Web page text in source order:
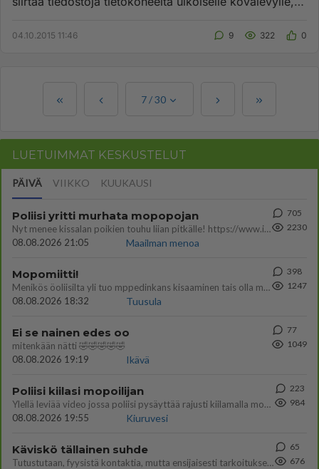
04.10.2015 11:46 9 322 0
7 /30
LUETUIMMAT KESKUSTELUT
PÄIVÄ VIIKKO KUUKAUSI
Poliisi yritti murhata mopopojan
Nyt menee kissalan poikien touhu liian pitkälle! https://www.is.fi/kotimaa/art-2000012193221.html Karu video mopomiiti
08.08.2026 21:05
Maailman menoa
705
2230
Mopomiitti!
Menikös öoliisilta yli tuo mppedinkans kisaaminen tais olla melkoinen riski vahigoittaa tarpeettomasti jopa kuolla tuoss
08.08.2026 18:32
Tuusula
398
1247
Ei se nainen edes oo
mitenkään nätti 🤣🤣🤣🤣🤣
08.08.2026 19:19
Ikävä
77
1049
Poliisi kiilasi mopoilijan
Ylellä leviää video jossa poliisi pysäyttää rajusti kiilamalla mopo pojan. Toivottavasti poliisi ottaa tuosta mallia myö
08.08.2026 19:55
Kiuruvesi
223
984
Käviskö tällainen suhde
Tutustutaan, fyysistä kontaktia, mutta ensijaisesti tarkoituksena ei ole aloittaa mitään virallista tai rikkoa mitään? E
65
676